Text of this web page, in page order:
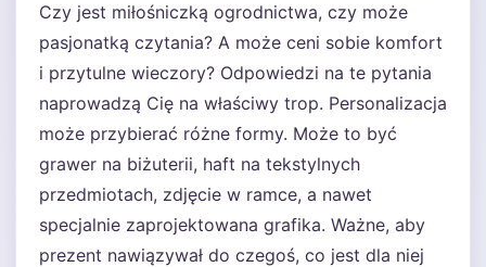
Czy jest miłośniczką ogrodnictwa, czy może
pasjonatką czytania? A może ceni sobie komfort
i przytulne wieczory? Odpowiedzi na te pytania
naprowadzą Cię na właściwy trop. Personalizacja
może przybierać różne formy. Może to być
grawer na biżuterii, haft na tekstylnych
przedmiotach, zdjęcie w ramce, a nawet
specjalnie zaprojektowana grafika. Ważne, aby
prezent nawiązywał do czegoś, co jest dla niej